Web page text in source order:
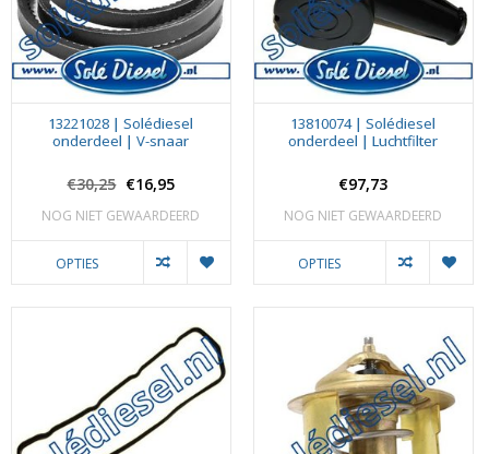
13221028 | Solédiesel
onderdeel | V-snaar
€30,25 €16,95
NOG NIET GEWAARDEERD
OPTIES
13810074 | Solédiesel
onderdeel | Luchtfilter
€97,73
NOG NIET GEWAARDEERD
OPTIES